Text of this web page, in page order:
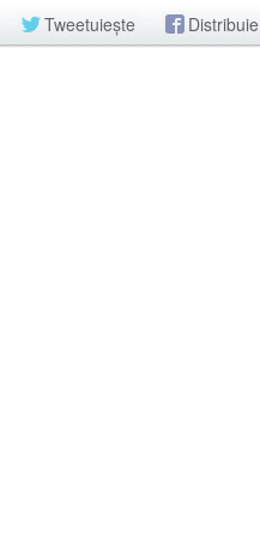
Tweetuiește Distribuie